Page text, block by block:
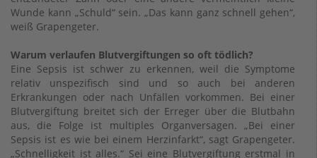
Wunde kann „Schuld“ sein. „Das kann ganz schnell gehen“,
weiß Grapengeter.
Warum verlaufen Blutvergiftungen so oft tödlich?
Eine Sepsis ist schwer zu erkennen, weil die Symptome
relativ unspezifisch sind und so auch bei anderen
Erkrankungen oder nach Unfällen vorkommen. Bei einer
Blutvergiftung breitet sich der Erreger über die Blutbahn
aus, die Folge ist multiples Organversagen. „Bei einer
Sepsis ist es wie bei einem Herzinfarkt“, sagt Grapengeter.
„Schnelligkeit ist alles.“ Sei eine Blutvergiftung erstmal in